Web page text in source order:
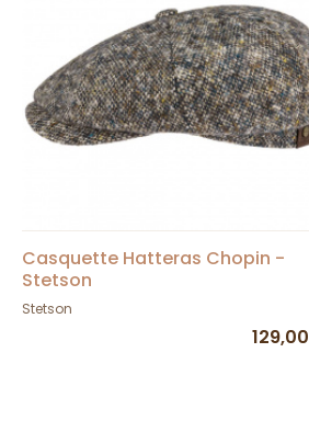
Casquette Hatteras Chopin -
Stetson
Stetson